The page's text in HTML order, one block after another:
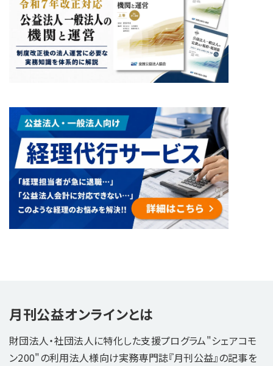
月刊公益オンラインとは
財団法人・社団法人に特化した支援プログラム"シェアコモ
ン200"の利用法人様向け実務専門誌『月刊公益』の記事を